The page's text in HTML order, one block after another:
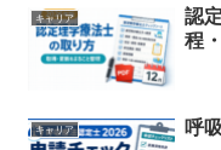
キャリア
認
程
キャリア 呼